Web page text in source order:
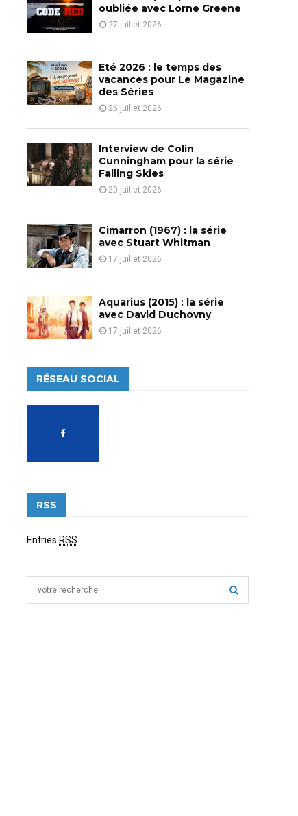
o
r
:
C
H
oubliée avec Lorne Greene
27 juillet 2026
Eté 2026 : le temps des
vacances pour Le Magazine
des Séries
26 juillet 2026
Interview de Colin
Cunningham pour la série
Falling Skies
20 juillet 2026
Cimarron (1967) : la série
avec Stuart Whitman
17 juillet 2026
Aquarius (2015) : la série
avec David Duchovny
17 juillet 2026
RÉSEAU SOCIAL
RSS
Entries RSS